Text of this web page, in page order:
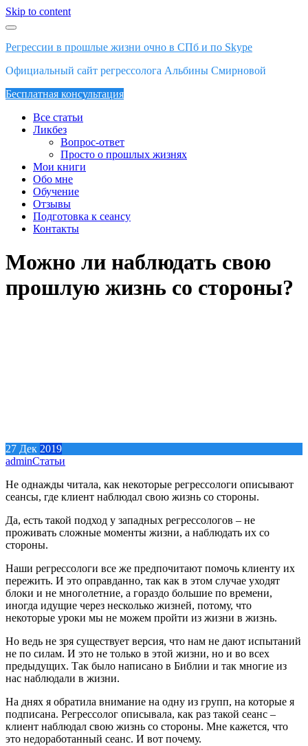
Skip to content
Регрессии в прошлые жизни очно в СПб и по Skype
Официальный сайт регрессолога Альбины Смирновой
Бесплатная консультация
Все статьи
Ликбез
Вопрос-ответ
Просто о прошлых жизнях
Мои книги
Обо мне
Обучение
Отзывы
Подготовка к сеансу
Контакты
Можно ли наблюдать свою
прошлую жизнь со стороны?
27 Дек 2019
adminСтатьи
Не однажды читала, как некоторые регрессологи описывают
сеансы, где клиент наблюдал свою жизнь со стороны.
Да, есть такой подход у западных регрессологов – не
проживать сложные моменты жизни, а наблюдать их со
стороны.
Наши регрессологи все же предпочитают помочь клиенту их
пережить. И это оправданно, так как в этом случае уходят
блоки и не многолетние, а гораздо большие по времени,
иногда идущие через несколько жизней, потому, что
некоторые уроки мы не можем пройти из жизни в жизнь.
Но ведь не зря существует версия, что нам не дают испытаний
не по силам. И это не только в этой жизни, но и во всех
предыдущих. Так было написано в Библии и так многие из
нас наблюдали в жизни.
На днях я обратила внимание на одну из групп, на которые я
подписана. Регрессолог описывала, как раз такой сеанс –
клиент наблюдал свою жизнь со стороны. Мне кажется, что
это недоработанный сеанс. И вот почему.